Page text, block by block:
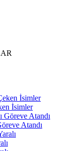
İsimler
Atandı